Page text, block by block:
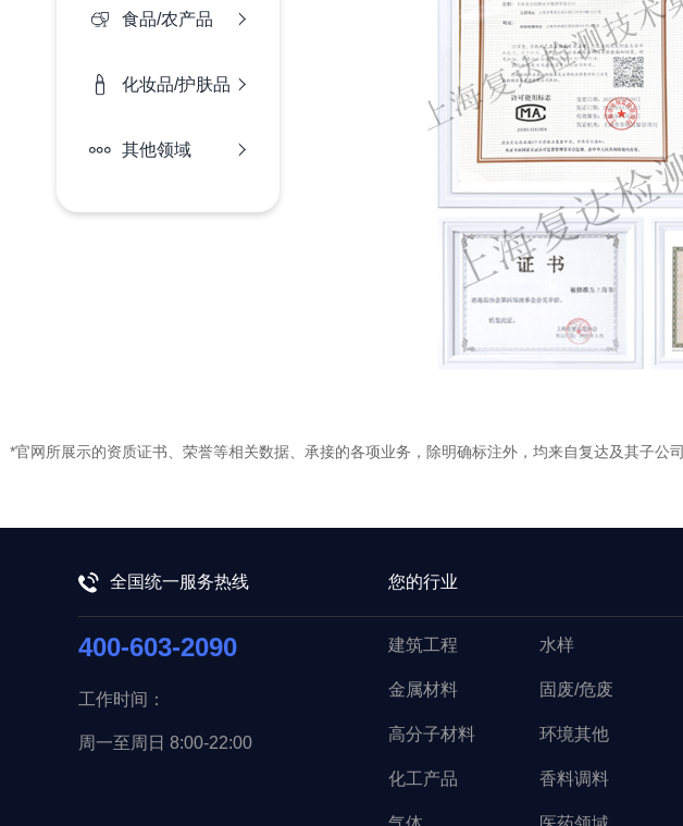
食品/农产品
化妆品/护肤品
其他领域
*官网所展示的资质证书、荣誉等相关数据、承接的各项业务，除明确标注外，均来自复达及其子
全国统一服务热线 您的行业
400-603-2090
工作时间：
周一至周日 8:00-22:00
建筑工程
金属材料
高分子材料
化工产品
水样
固废/危废
环境其他
香料调料